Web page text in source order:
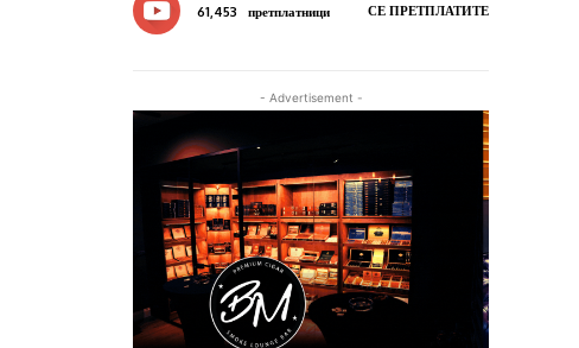
61,453 претплатници СЕ ПРЕТПЛАТИТЕ
- Advertisement -